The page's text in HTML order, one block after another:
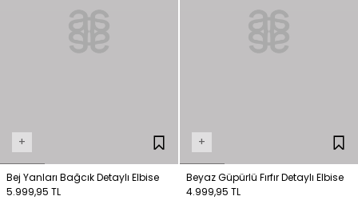
+
Bej Yanları Bağcık Detaylı Elbise
5.999,95 TL
+
Beyaz Güpürlü Fırfır Detaylı Elbise
4.999,95 TL